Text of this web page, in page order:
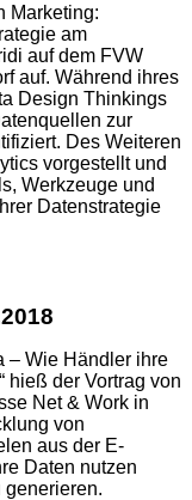
Marketing:
am
auf dem FVW
auf. Während ihres
Design Thinkings
zur
Des Weiteren
vorgestellt und
Werkzeuge und
Datenstrategie
– Wie Händler ihre
hieß der Vortrag von
Net & Work in
von
aus der E-
Daten nutzen
generieren.